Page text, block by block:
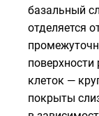
базальный
отделяется
поверхности
клеток —
покрыты